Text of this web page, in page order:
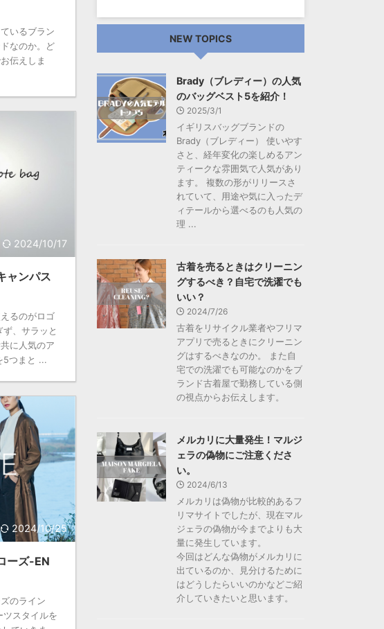
いるブラン
なのか。ど
伝えしま
2024/10/17
ャンパス
るのがロゴ
、サラッと
に人気のア
5つまと ...
2024/10/25
ーズ-EN
のライン
ツスタイルを
NEW TOPICS
Brady（ブレディー）の人気
のバッグベスト5を紹介！
2025/3/1
イギリスバッグブランドの
Brady（ブレディー） 使いやす
さと、経年変化の楽しめるアン
ティークな雰囲気で人気があり
ます。 複数の形がリリースさ
れていて、用途や気に入ったデ
ィテールから選べるのも人気の
理 ...
古着を売るときはクリーニン
グするべき？自宅で洗濯でも
いい？
2024/7/26
古着をリサイクル業者やフリマ
アプリで売るときにクリーニン
グはするべきなのか。 また自
宅での洗濯でも可能なのかをブ
ランド古着屋で勤務している側
の視点からお伝えします。
メルカリに大量発生！マルジ
ェラの偽物にご注意くださ
い。
2024/6/13
メルカリは偽物が比較的あるフ
リマサイトでしたが、現在マル
ジェラの偽物が今までよりも大
量に発生しています。
今回はどんな偽物がメルカリに
出ているのか、見分けるために
はどうしたらいいのかなどご紹
介していきたいと思います。